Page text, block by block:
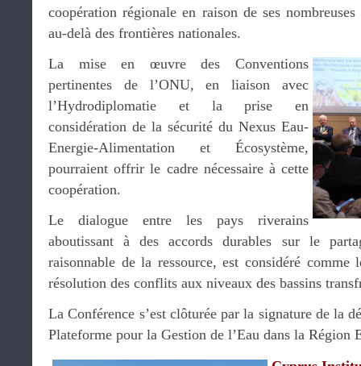
coopération régionale en raison de ses nombreuses
au-delà des frontières nationales.
La mise en œuvre des Conventions
pertinentes de l’ONU, en liaison avec
l’Hydrodiplomatie et la prise en
considération de la sécurité du Nexus Eau-
Energie-Alimentation et Écosystème,
pourraient offrir le cadre nécessaire à cette
coopération.
Le dialogue entre les pays riverains
aboutissant à des accords durables sur le
raisonnable de la ressource, est considéré
résolution des conflits aux niveaux des bassins
La Conférence s’est clôturée par la signature de la
Plateforme pour la Gestion de l’Eau dans la